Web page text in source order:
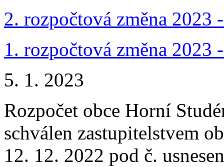
2. rozpočtová změna 2023
1. rozpočtová změna 2023
5. 1. 2023
Rozpočet obce Horní
schválen zastupitelstvem
12. 12. 2022 pod č.